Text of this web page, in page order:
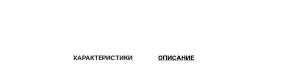
ХАРАКТЕРИСТИКИ ОПИСАНИЕ